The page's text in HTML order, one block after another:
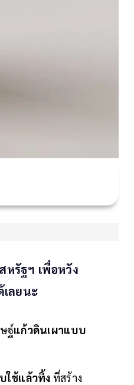
หรัฐฯ เพื่อหวัง
ลยนะ
ฐ์แก้วดินเผาแบบ
ใช้แล้วทิ้ง ที่สร้าง